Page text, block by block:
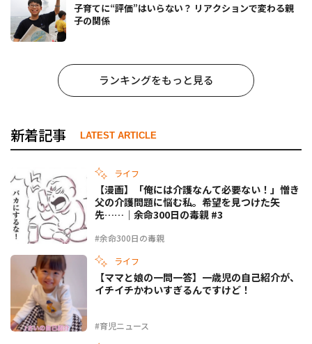
子育てに“評価”はいらない？ リアクションで変わる親
子の関係
ランキングをもっと見る
新着記事 LATEST ARTICLE
ライフ
#余命300日の毒親
【漫画】「俺には介護なんて必要ない！」憎き
父の介護問題に悩む私。希望を見つけた矢
先……｜余命300日の毒親 #3
ライフ
#育児ニュース
【ママと娘の一問一答】一歳児の自己紹介が、
イチイチかわいすぎるんですけど！